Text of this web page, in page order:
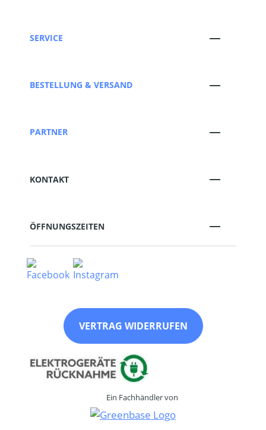
SERVICE
BESTELLUNG & VERSAND
PARTNER
KONTAKT
ÖFFNUNGSZEITEN
VERTRAG WIDERRUFEN
Ein Fachhändler von